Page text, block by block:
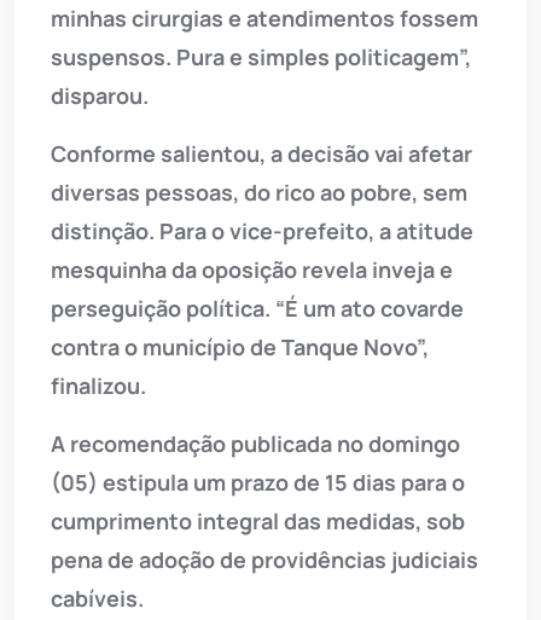
minhas cirurgias e atendimentos fossem
suspensos. Pura e simples politicagem”,
disparou.
Conforme salientou, a decisão vai afetar
diversas pessoas, do rico ao pobre, sem
distinção. Para o vice-prefeito, a atitude
mesquinha da oposição revela inveja e
perseguição política. “É um ato covarde
contra o município de Tanque Novo”,
finalizou.
A recomendação publicada no domingo
(05) estipula um prazo de 15 dias para o
cumprimento integral das medidas, sob
pena de adoção de providências judiciais
cabíveis.